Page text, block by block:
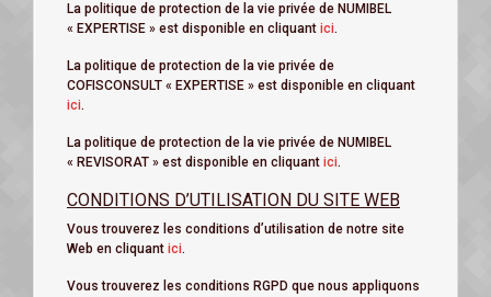
La politique de protection de la vie privée de NUMIBEL
« EXPERTISE » est disponible en cliquant ici.
La politique de protection de la vie privée de
COFISCONSULT « EXPERTISE » est disponible en cliquant
ici.
La politique de protection de la vie privée de NUMIBEL
« REVISORAT » est disponible en cliquant ici.
CONDITIONS D’UTILISATION DU SITE WEB
Vous trouverez les conditions d’utilisation de notre site
Web en cliquant ici.
Vous trouverez les conditions RGPD que nous appliquons